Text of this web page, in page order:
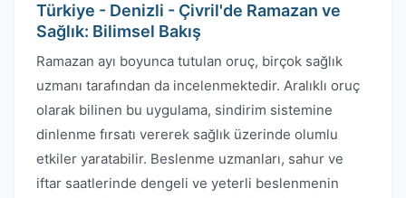
Türkiye - Denizli - Çivril'de Ramazan ve
Sağlık: Bilimsel Bakış
Ramazan ayı boyunca tutulan oruç, birçok sağlık
uzmanı tarafından da incelenmektedir. Aralıklı oruç
olarak bilinen bu uygulama, sindirim sistemine
dinlenme fırsatı vererek sağlık üzerinde olumlu
etkiler yaratabilir. Beslenme uzmanları, sahur ve
iftar saatlerinde dengeli ve yeterli beslenmenin